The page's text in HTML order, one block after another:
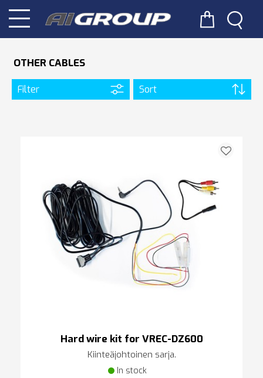
OTHER CABLES
Filter Sort
Hard wire kit for VREC-DZ600
Kiinteäjohtoinen sarja.
In stock